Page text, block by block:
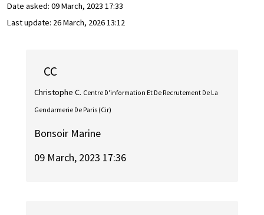
Date asked: 09 March, 2023 17:33
Last update: 26 March, 2026 13:12
CC
Christophe C. Centre D'information Et De Recrutement De La
Gendarmerie De Paris (Cir)
Bonsoir Marine
09 March, 2023 17:36